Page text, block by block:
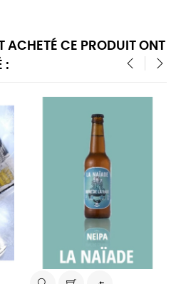
ACHETÉ CE PRODUIT ONT
: